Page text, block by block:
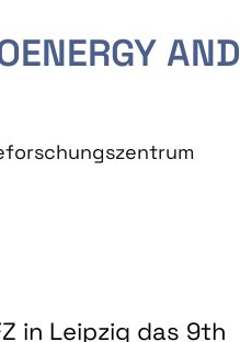
AND
in Leipzig das 9th